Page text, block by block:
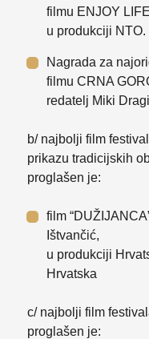
filmu ENJOY LIFE
u produkciji NTO.
Nagrada za
filmu CRNA
redatelj Miki
b/ najbolji film
prikazu tradicijskih
proglašen je:
film
Ištvančić,
u produkciji
Hrvatska
c/ najbolji film
proglašen je: